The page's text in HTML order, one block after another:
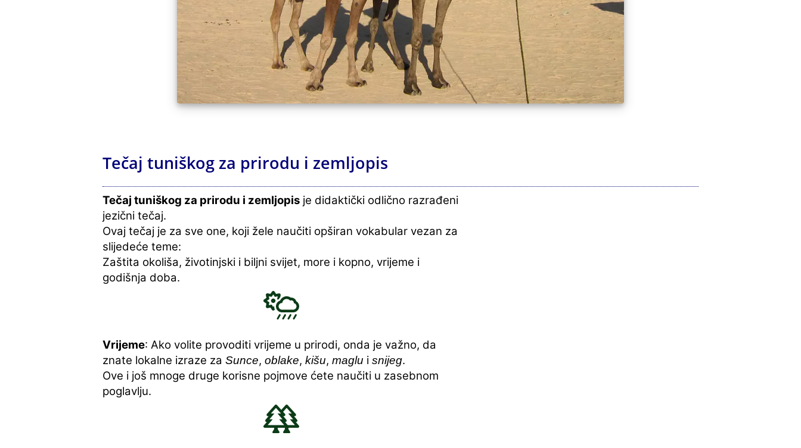
Tečaj tuniškog za prirodu i zemljopis
Tečaj tuniškog za prirodu i zemljopis je didaktički odlično razrađeni
jezični tečaj.
Ovaj tečaj je za sve one, koji žele naučiti opširan vokabular vezan za
slijedeće teme:
Zaštita okoliša, životinjski i biljni svijet, more i kopno, vrijeme i
godišnja doba.
Vrijeme: Ako volite provoditi vrijeme u prirodi, onda je važno, da
znate lokalne izraze za Sunce, oblake, kišu, maglu i snijeg.
Ove i još mnoge druge korisne pojmove ćete naučiti u zasebnom
poglavlju.